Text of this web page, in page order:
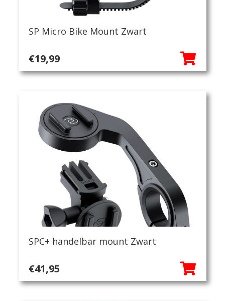
SP Micro Bike Mount Zwart
€19,99
SPC+ handelbar mount Zwart
€41,95